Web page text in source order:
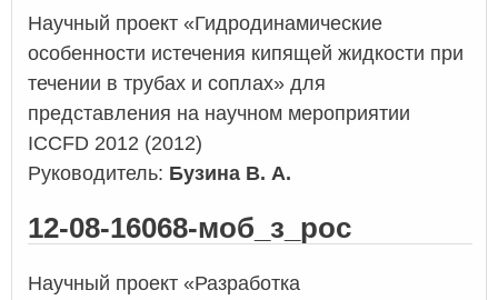
Научный проект «Гидродинамические
особенности истечения кипящей жидкости при
течении в трубах и соплах» для
представления на научном мероприятии
ICCFD 2012 (2012)
Руководитель: Бузина В. А.
12-08-16068-моб_з_рос
Научный проект «Разработка